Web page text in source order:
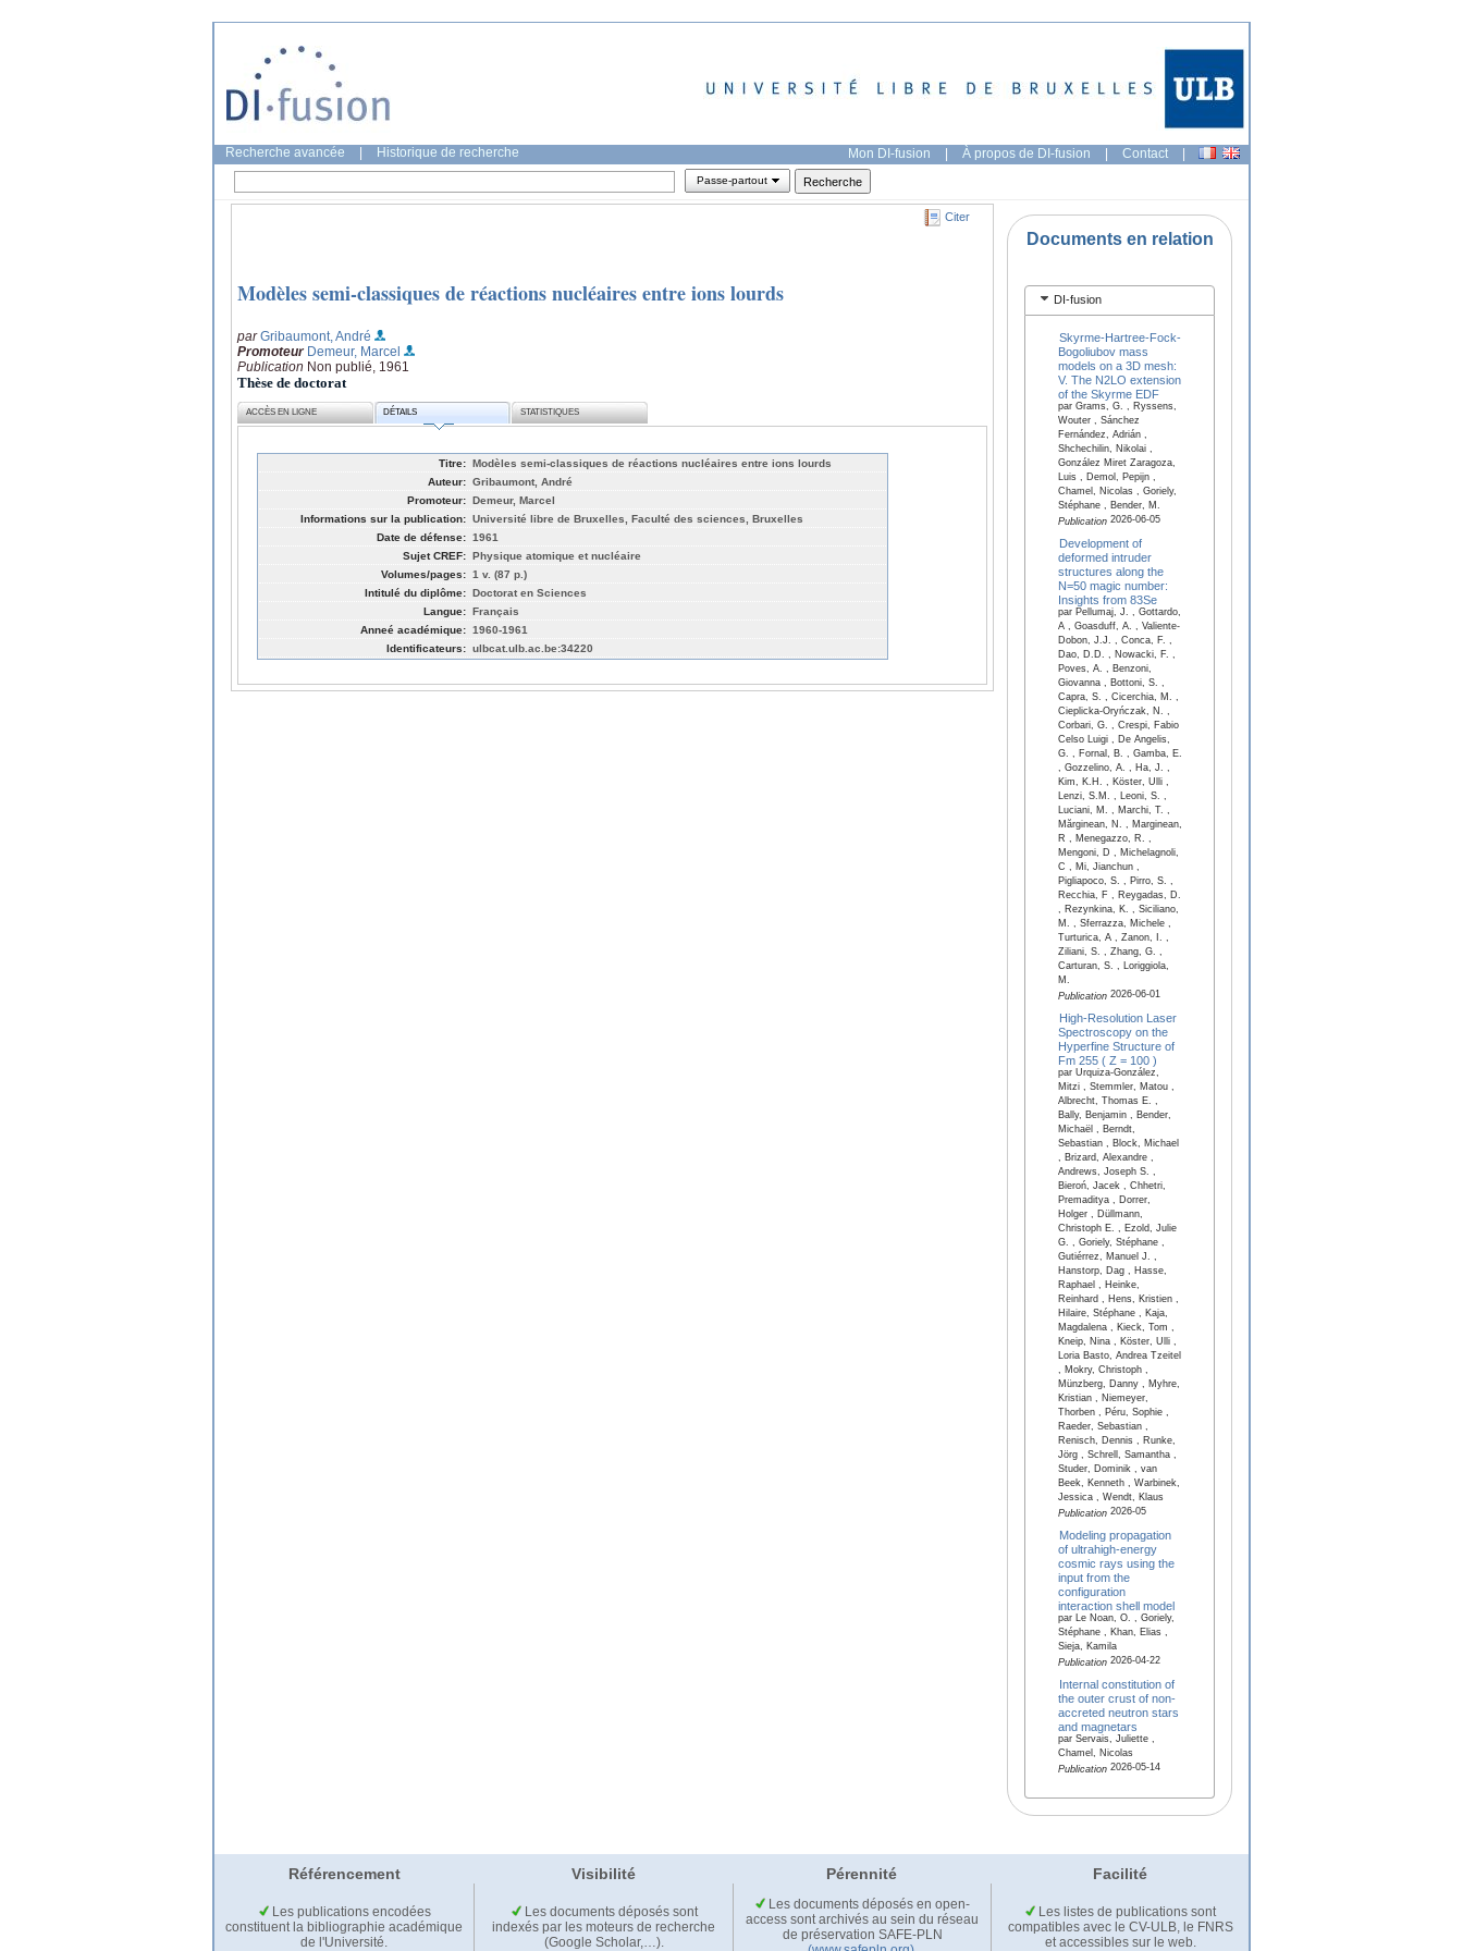
Recherche avancée Historique de recherche Mon DI-fusion | À propos de DI-fusion | Contact |
Passe-partout
Citer
Modèles semi-classiques de réactions nucléaires entre ions lourds
parGribaumont, André
Promoteur Demeur, Marcel
Publication Non publié, 1961
Thèse de doctorat
ACCÈS EN LIGNE DÉTAILS STATISTIQUES
Titre: Modèles semi-classiques de réactions nucléaires entre ions lourds
Auteur: Gribaumont, André
Promoteur: Demeur, Marcel
Informations sur la publication: Université libre de Bruxelles, Faculté des sciences, Bruxelles
Date de défense: 1961
Sujet CREF: Physique atomique et nucléaire
Volumes/pages: 1 v. (87 p.)
Intitulé du diplôme: Doctorat en Sciences
Langue: Français
Anneé académique: 1960-1961
Identificateurs: ulbcat.ulb.ac.be:34220
Documents en relation
DI-fusion
Skyrme-Hartree-Fock-
Bogoliubov mass
models on a 3D mesh:
V. The N2LO extension
of the Skyrme EDF
par Grams, G. , Ryssens,
Wouter , Sánchez
Fernández, Adrián ,
Shchechilin, Nikolai ,
González Miret Zaragoza,
Luis , Demol, Pepijn ,
Chamel, Nicolas , Goriely,
Stéphane , Bender, M.
Publication2026-06-05
Development of
deformed intruder
structures along the
N=50 magic number:
Insights from 83Se
par Pellumaj, J. , Gottardo,
A , Goasduff, A. , Valiente-
Dobon, J.J. , Conca, F. ,
Dao, D.D. , Nowacki, F. ,
Poves, A. , Benzoni,
Giovanna , Bottoni, S. ,
Capra, S. , Cicerchia, M. ,
Cieplicka-Oryńczak, N. ,
Corbari, G. , Crespi, Fabio
Celso Luigi , De Angelis,
G. , Fornal, B. , Gamba, E.
, Gozzelino, A. , Ha, J. ,
Kim, K.H. , Köster, Ulli ,
Lenzi, S.M. , Leoni, S. ,
Luciani, M. , Marchi, T. ,
Mărginean, N. , Marginean,
R , Menegazzo, R. ,
Mengoni, D , Michelagnoli,
C , Mi, Jianchun ,
Pigliapoco, S. , Pirro, S. ,
Recchia, F , Reygadas, D.
, Rezynkina, K. , Siciliano,
M. , Sferrazza, Michele ,
Turturica, A , Zanon, I. ,
Ziliani, S. , Zhang, G. ,
Carturan, S. , Loriggiola,
M.
Publication2026-06-01
High-Resolution Laser
Spectroscopy on the
Hyperfine Structure of
Fm 255 ( Z = 100 )
par Urquiza-González,
Mitzi , Stemmler, Matou ,
Albrecht, Thomas E. ,
Bally, Benjamin , Bender,
Michaël , Berndt,
Sebastian , Block, Michael
, Brizard, Alexandre ,
Andrews, Joseph S. ,
Bieroń, Jacek , Chhetri,
Premaditya , Dorrer,
Holger , Düllmann,
Christoph E. , Ezold, Julie
G. , Goriely, Stéphane ,
Gutiérrez, Manuel J. ,
Hanstorp, Dag , Hasse,
Raphael , Heinke,
Reinhard , Hens, Kristien ,
Hilaire, Stéphane , Kaja,
Magdalena , Kieck, Tom ,
Kneip, Nina , Köster, Ulli ,
Loria Basto, Andrea Tzeitel
, Mokry, Christoph ,
Münzberg, Danny , Myhre,
Kristian , Niemeyer,
Thorben , Péru, Sophie ,
Raeder, Sebastian ,
Renisch, Dennis , Runke,
Jörg , Schrell, Samantha ,
Studer, Dominik , van
Beek, Kenneth , Warbinek,
Jessica , Wendt, Klaus
Publication2026-05
Modeling propagation
of ultrahigh-energy
cosmic rays using the
input from the
configuration
interaction shell model
par Le Noan, O. , Goriely,
Stéphane , Khan, Elias ,
Sieja, Kamila
Publication2026-04-22
Internal constitution of
the outer crust of non-
accreted neutron stars
and magnetars
par Servais, Juliette ,
Chamel, Nicolas
Publication2026-05-14
Référencement Visibilité Pérennité Facilité
Les publications encodées
constituent la bibliographie académique
de l'Université.
Les documents déposés sont
indexés par les moteurs de recherche
(Google Scholar,…).
Les documents déposés en open-
access sont archivés au sein du réseau
de préservation SAFE-PLN
Les listes de publications sont
compatibles avec le CV-ULB, le FNRS
et accessibles sur le web.